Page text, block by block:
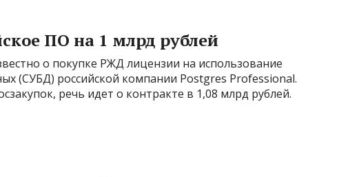
ПО на 1 млрд рублей
о покупке РЖД лицензии на использование
(СУБД) российской компании Postgres Professional.
речь идет о контракте в 1,08 млрд рублей.